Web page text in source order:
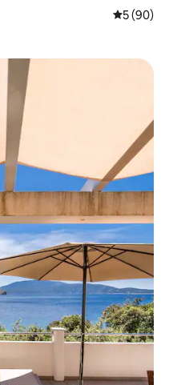
5 (90)